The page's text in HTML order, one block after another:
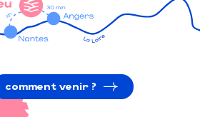
comment venir ?